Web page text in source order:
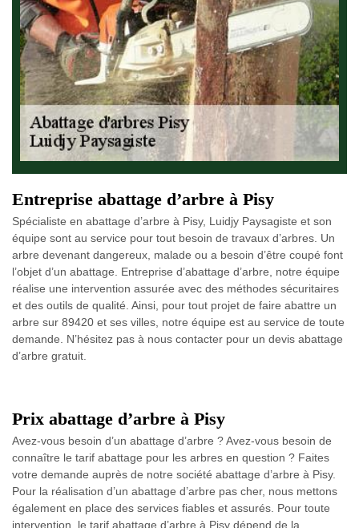
Entreprise abattage d’arbre à Pisy
Spécialiste en abattage d’arbre à Pisy, Luidjy Paysagiste et son
équipe sont au service pour tout besoin de travaux d’arbres. Un
arbre devenant dangereux, malade ou a besoin d’être coupé font
l’objet d’un abattage. Entreprise d’abattage d’arbre, notre équipe
réalise une intervention assurée avec des méthodes sécuritaires
et des outils de qualité. Ainsi, pour tout projet de faire abattre un
arbre sur 89420 et ses villes, notre équipe est au service de toute
demande. N’hésitez pas à nous contacter pour un devis abattage
d’arbre gratuit.
Prix abattage d’arbre à Pisy
Avez-vous besoin d’un abattage d’arbre ? Avez-vous besoin de
connaître le tarif abattage pour les arbres en question ? Faites
votre demande auprès de notre société abattage d’arbre à Pisy.
Pour la réalisation d’un abattage d’arbre pas cher, nous mettons
également en place des services fiables et assurés. Pour toute
intervention, le tarif abattage d’arbre à Pisy dépend de la